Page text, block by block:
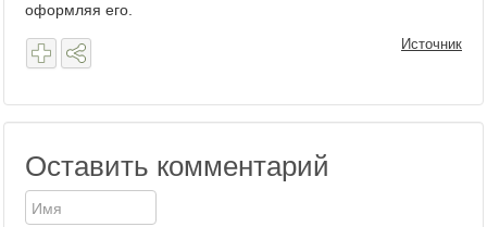
оформляя его.
Источник
Оставить комментарий